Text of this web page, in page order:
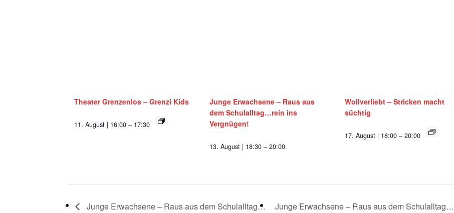
Theater Grenzenlos – Grenzi Kids
11. August | 16:00 – 17:30
Junge Erwachsene – Raus aus
dem Schulalltag…rein ins
Vergnügen!
13. August | 18:30 – 20:00
Wollverliebt – Stricken macht
süchtig
17. August | 18:00 – 20:00
Junge Erwachsene – Raus aus dem Schulalltag… Junge Erwachsene – Raus aus dem Schulalltag…